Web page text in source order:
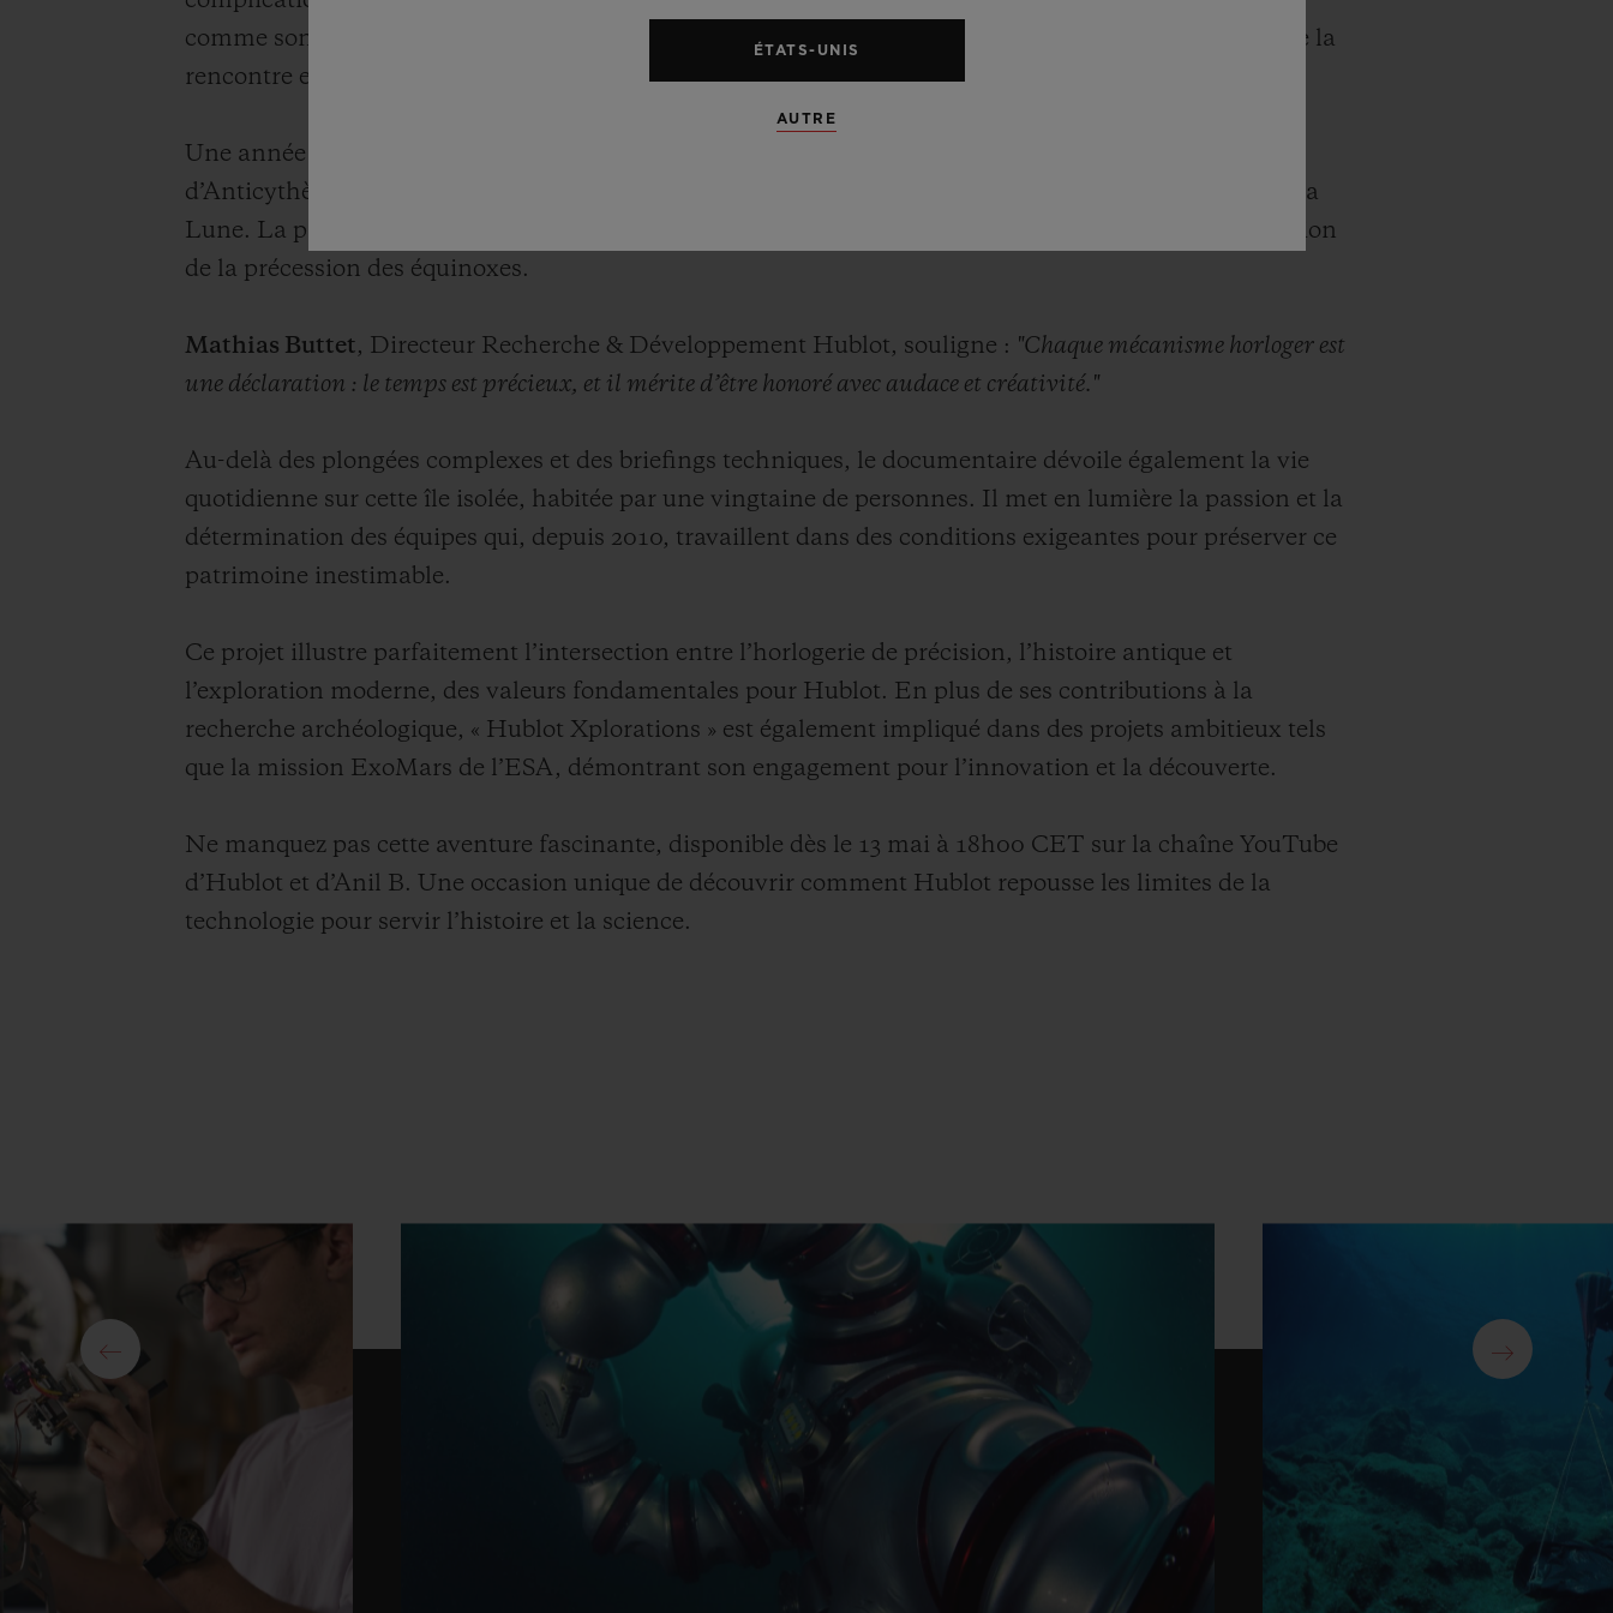
comme son ancêtre antique. Conçue comme une pièce conceptuelle, la Hublot Anticythère symbolise la
rencontre entre l’histoire, la science et l’innovation, incarnant parfaitement l’esprit de la marque.
Une année plus tard, en 2013, Hublot présente « Antikythera SunMoon », inspirée de l’univers
d’Anticythère, une montre d’une grande précision comprenant les indications relatives au Soleil et à la
Lune. La pièce permet de découvrir le signe réel du zodiac à une date donnée, par le biais de l’indication
de la précession des équinoxes.
Mathias Buttet, Directeur Recherche & Développement Hublot, souligne : "Chaque mécanisme horloger est
une déclaration : le temps est précieux, et il mérite d’être honoré avec audace et créativité."
Au-delà des plongées complexes et des briefings techniques, le documentaire dévoile également la vie
quotidienne sur cette île isolée, habitée par une vingtaine de personnes. Il met en lumière la passion et la
détermination des équipes qui, depuis 2010, travaillent dans des conditions exigeantes pour préserver ce
patrimoine inestimable.
Ce projet illustre parfaitement l’intersection entre l’horlogerie de précision, l’histoire antique et
l’exploration moderne, des valeurs fondamentales pour Hublot. En plus de ses contributions à la
recherche archéologique, « Hublot Xplorations » est également impliqué dans des projets ambitieux tels
que la mission ExoMars de l’ESA, démontrant son engagement pour l’innovation et la découverte.
Ne manquez pas cette aventure fascinante, disponible dès le 13 mai à 18h00 CET sur la chaîne YouTube
d’Hublot et d’Anil B. Une occasion unique de découvrir comment Hublot repousse les limites de la
technologie pour servir l’histoire et la science.
ÉTATS-UNIS
AUTRE